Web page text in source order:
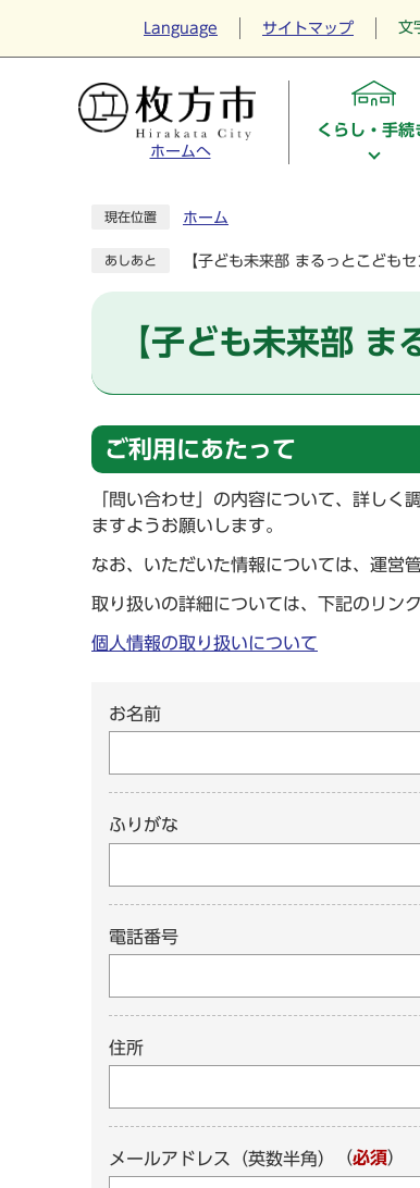
Language サイトマップ 文
ホームへ
くらし・手続
現在位置 ホーム
あしあと 【子ども未来部 まるっとこども
【子ども未来部
ご利用にあたって
「問い合わせ」の内容について、詳し
ますようお願いします。
なお、いただいた情報については、運営
取り扱いの詳細については、下記のリン
個人情報の取り扱いについて
お名前
ふりがな
電話番号
住所
メールアドレス（英数半角） （必須）